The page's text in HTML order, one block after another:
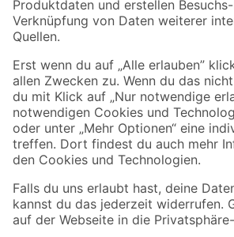
Sicher einkaufen
Jetzt die toom-App herunterladen
Alle Preisangaben in EUR inkl. gesetzl. MwSt.. Die
Umständen nicht in allen Märkten verfügbar. Die